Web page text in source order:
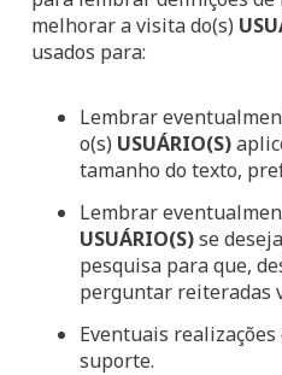
melhorar a visita do(s)
usados para:
Lembrar
o(s) USUÁRIO(S)
tamanho do texto,
Lembrar
USUÁRIO(S)se
pesquisa para que,
perguntar reiteradas
Eventuais
suporte.